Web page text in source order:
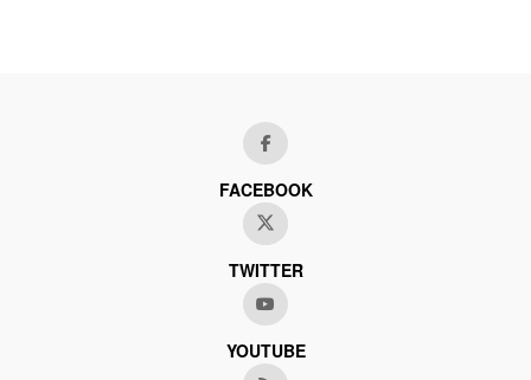
FACEBOOK
TWITTER
YOUTUBE